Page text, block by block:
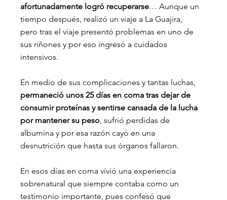
afortunadamente logró recuperarse… Aunque un
tiempo después, realizó un viaje a La Guajira,
pero tras el viaje presentó problemas en uno de
sus riñones y por eso ingresó a cuidados
intensivos.
En medio de sus complicaciones y tantas luchas,
permaneció unos 25 días en coma tras dejar de
consumir proteínas y sentirse cansada de la lucha
por mantener su peso , sufrió perdidas de
albumina y por esa razón cayó en una
desnutrición que hasta sus órganos fallaron.
En esos días en coma vivió una experiencia
sobrenatural que siempre contaba como un
testimonio importante, pues confesó que